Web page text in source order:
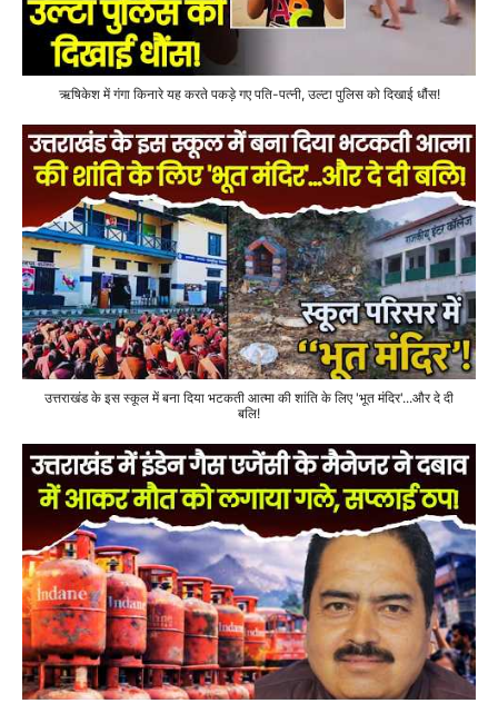
ऋषिकेश में गंगा किनारे यह करते पकड़े गए पति-पत्नी, उल्टा पुलिस को दिखाई धौंस!
उत्तराखंड के इस स्कूल में बना दिया भटकती आत्मा की शांति के लिए 'भूत मंदिर'...और दे दी
बलि!